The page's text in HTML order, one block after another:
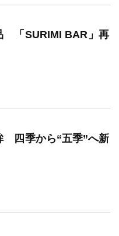
「SURIMI BAR」再
四季から“五季”へ新